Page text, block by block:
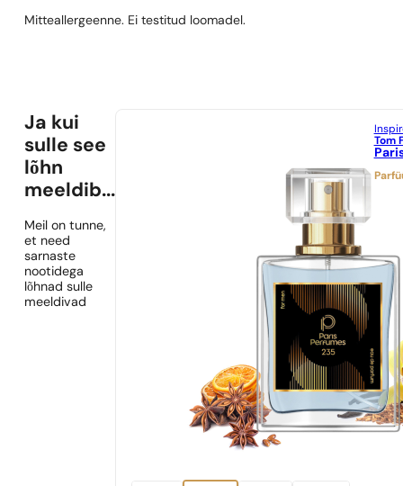
Mitteallergeenne. Ei testitud loomadel.
Ja kui
sulle see
lõhn
meeldib...
Meil on tunne,
et need
sarnaste
nootidega
lõhnad sulle
meeldivad
Tom